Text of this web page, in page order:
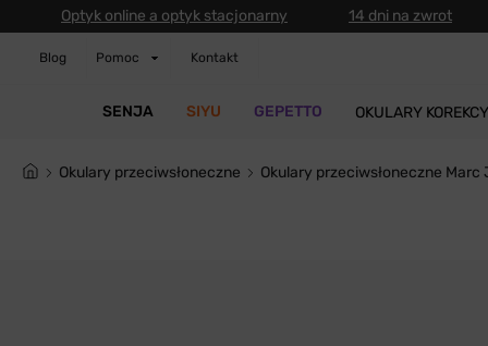
Optyk online a optyk stacjonarny 14 dni na zwrot
Blog Pomoc Kontakt
SENJA SIYU GEPETTO OKULARY
Okulary przeciwsłoneczne Okulary przeciwsłoneczne